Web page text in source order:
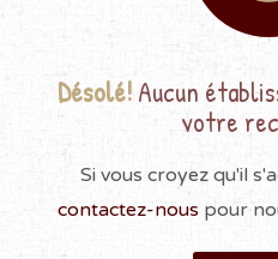
Désolé!Aucun
votre
Si vous croyez qu'il
contactez-nous pour